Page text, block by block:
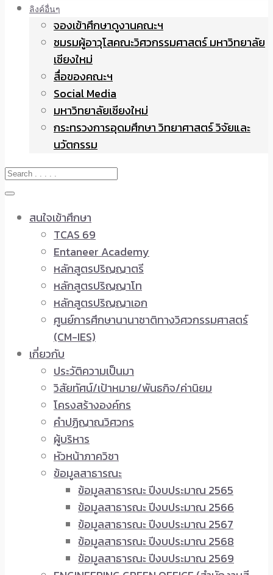
ลิงค์อื่นๆ
จองเข้าศึกษาดูงานคณะฯ
ชมรมผู้อาวุโสคณะวิศวกรรมศาสตร์ มหาวิทยาลัย
เชียงใหม่
สื่อของคณะฯ
Social Media
มหาวิทยาลัยเชียงใหม่
กระทรวงการอุดมศึกษา วิทยาศาสตร์ วิจัยและ
นวัตกรรม
สนใจเข้าศึกษา
TCAS 69
Entaneer Academy
หลักสูตรปริญญาตรี
หลักสูตรปริญญาโท
หลักสูตรปริญญาเอก
ศูนย์การศึกษานานาชาติทางวิศวกรรมศาสตร์
(CM-IES)
เกี่ยวกับ
ประวัติความเป็นมา
วิสัยทัศน์/เป้าหมาย/พันธกิจ/ค่านิยม
โครงสร้างองค์กร
คำปฏิญาณวิศวกร
ผู้บริหาร
หัวหน้าภาควิชา
ข้อมูลสาธารณะ
ข้อมูลสาธารณะ ปีงบประมาณ 2565
ข้อมูลสาธารณะ ปีงบประมาณ 2566
ข้อมูลสาธารณะ ปีงบประมาณ 2567
ข้อมูลสาธารณะ ปีงบประมาณ 2568
ข้อมูลสาธารณะ ปีงบประมาณ 2569